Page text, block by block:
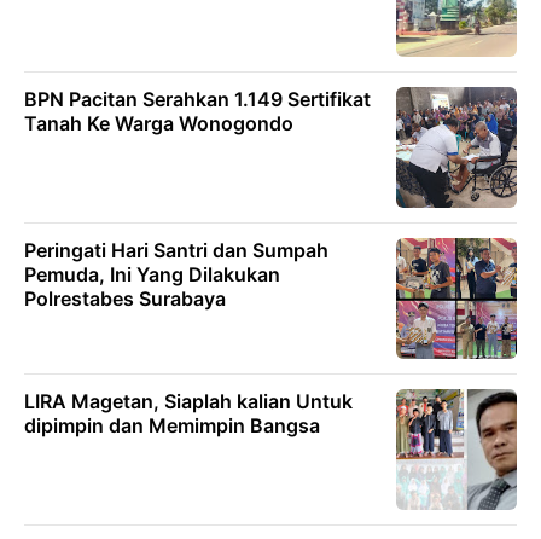
BPN Pacitan Serahkan 1.149 Sertifikat
Tanah Ke Warga Wonogondo
Peringati Hari Santri dan Sumpah
Pemuda, Ini Yang Dilakukan
Polrestabes Surabaya
LIRA Magetan, Siaplah kalian Untuk
dipimpin dan Memimpin Bangsa